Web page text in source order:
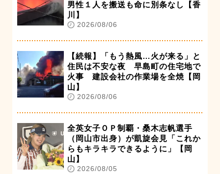
男性１人を搬送も命に別条なし【香
川】
2026/08/06
【続報】「もう熱風…火が来る」と
住民は不安な夜 早島町の住宅地で
火事 建設会社の作業場を全焼【岡
山】
2026/08/06
全英女子ＯＰ制覇・桑木志帆選手
（岡山市出身）が凱旋会見「これか
らもキラキラできるように」【岡
山】
2026/08/05